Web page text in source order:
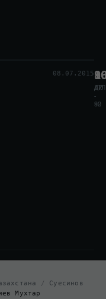
08.07.2015
АИ
-
80
АИ
-
92
ДТЛ
/ Суесинов
Мухтар